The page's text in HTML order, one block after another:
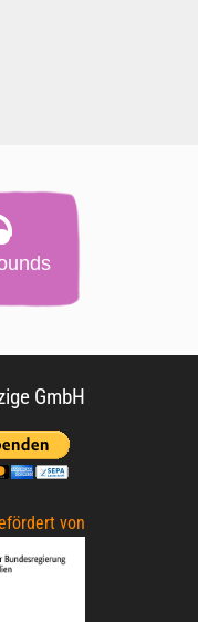
GmbH
von